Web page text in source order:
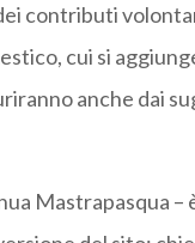
contributi
cui si
anche dai
Mastrapasqua –